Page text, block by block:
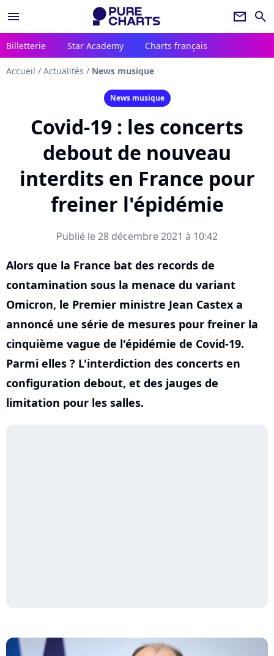
menu newsletter search
Billetterie Star Academy Charts français
Accueil / Actualités / News musique
News musique
Covid-19 : les concerts
debout de nouveau
interdits en France pour
freiner l'épidémie
Publié le 28 décembre 2021 à 10:42
Alors que la France bat des records de
contamination sous la menace du variant
Omicron, le Premier ministre Jean Castex a
annoncé une série de mesures pour freiner la
cinquième vague de l'épidémie de Covid-19.
Parmi elles ? L'interdiction des concerts en
configuration debout, et des jauges de
limitation pour les salles.